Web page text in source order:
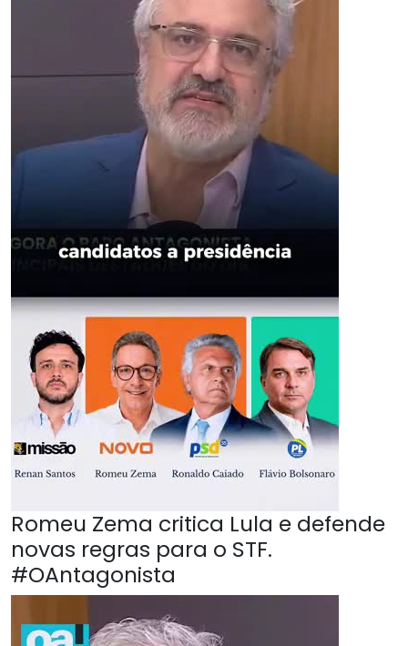
Romeu Zema critica Lula e defende
novas regras para o STF.
#OAntagonista